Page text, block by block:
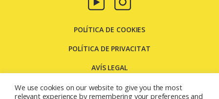
POLÍTICA DE COOKIES
POLÍTICA DE PRIVACITAT
AVÍS LEGAL
CONTACTE
We use cookies on our website to give you the most
relevant experience by remembering your preferences and